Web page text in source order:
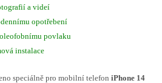
a videí
opotřebení
povlaku
instalace
speciálně pro mobilní telefon iPhone 14